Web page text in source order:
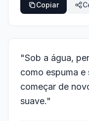
Copiar
"Sob a água,
como espuma e
começar de
suave."